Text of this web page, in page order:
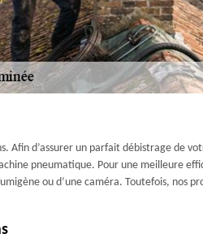
Afin d’assurer un parfait débistrage de
pneumatique. Pour une meilleure
ou d’une caméra. Toutefois, nos